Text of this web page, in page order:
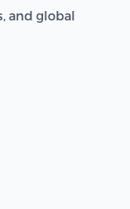
and global